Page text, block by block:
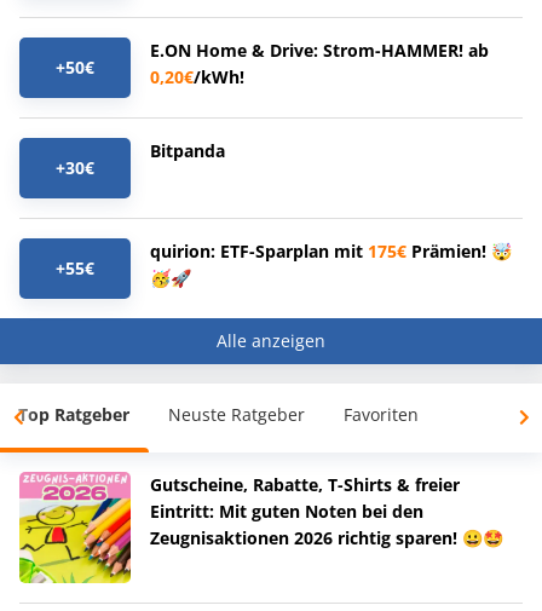
+50€
E.ON Home & Drive: Strom-HAMMER! ab
0,20€/kWh!
+30€
Bitpanda
+55€
quirion: ETF-Sparplan mit 175€ Prämien! 🤯
🥳🚀
Alle anzeigen
Top Ratgeber Neuste Ratgeber Favoriten
Gutscheine, Rabatte, T-Shirts & freier
Eintritt: Mit guten Noten bei den
Zeugnisaktionen 2026 richtig sparen! 😀🤩